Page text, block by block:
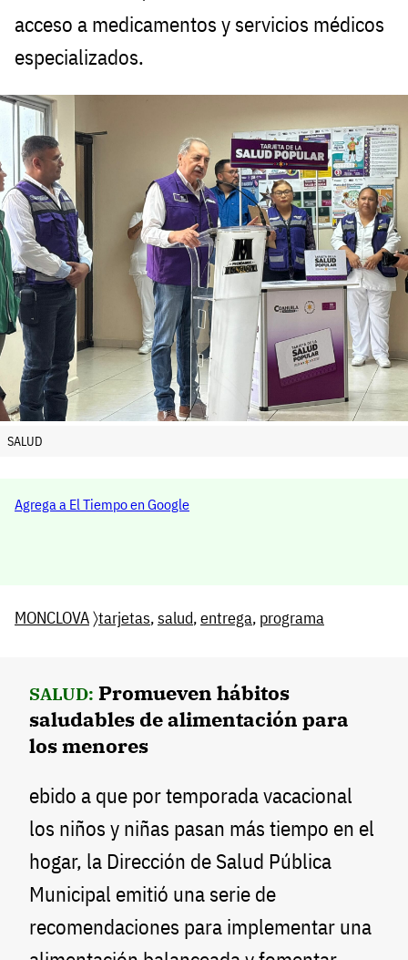
acceso a medicamentos y servicios médicos
especializados.
SALUD
Agrega a El Tiempo en Google
MONCLOVA〉tarjetas,salud,entrega, programa
SALUD: Promueven hábitos
saludables de alimentación para
los menores
ebido a que por temporada vacacional
los niños y niñas pasan más tiempo en el
hogar, la Dirección de Salud Pública
Municipal emitió una serie de
recomendaciones para implementar una